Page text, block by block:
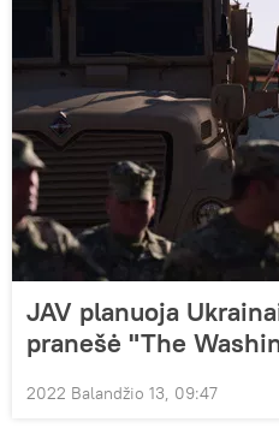
JAV planuoja
pranešė "The
2022 Balandžio 13, 09:47